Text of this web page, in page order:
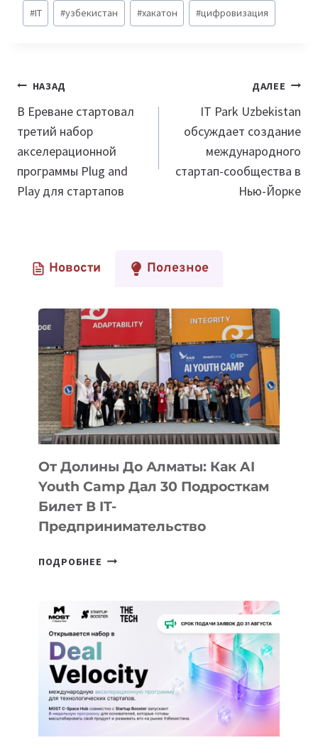
Метки
записи:
#IT #узбекистан #хакатон #цифровизация
Навигация
по
записям
НАЗАД
В Ереване стартовал
третий набор
акселерационной
программы Plug and
Play для стартапов
ДАЛЕЕ
IT Park Uzbekistan
обсуждает создание
международного
стартап-сообщества в
Нью-Йорке
Новости Полезное
От Долины До Алматы: Как AI
Youth Camp Дал 30 Подросткам
Билет В IT-
Предпринимательство
ПОДРОБНЕЕ ОТ
АЛМАТЫ:
КАК
AI
YOUTH
CAMP
ДАЛ
30
ПОДРОСТКАМ